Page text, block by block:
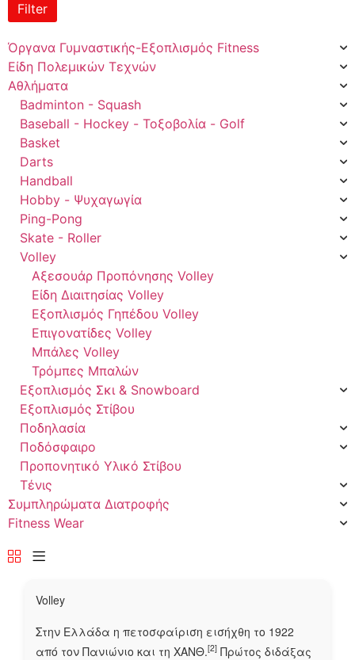
Filter
Όργανα Γυμναστικής-Εξοπλισμός Fitness
Είδη Πολεμικών Τεχνών
Αθλήματα
Badminton - Squash
Baseball - Hockey - Τοξοβολία - Golf
Basket
Darts
Handball
Hobby - Ψυχαγωγία
Ping-Pong
Skate - Roller
Volley
Αξεσουάρ Προπόνησης Volley
Είδη Διαιτησίας Volley
Εξοπλισμός Γηπέδου Volley
Επιγονατίδες Volley
Μπάλες Volley
Τρόμπες Μπαλών
Εξοπλισμός Σκι & Snowboard
Εξοπλισμός Στίβου
Ποδηλασία
Ποδόσφαιρο
Προπονητικό Υλικό Στίβου
Τένις
Συμπληρώματα Διατροφής
Fitness Wear
Volley
Στην Ελλάδα η πετοσφαίριση εισήχθη το 1922
από τον Πανιώνιο και τη ΧΑΝΘ.[2] Πρώτος διδάξας